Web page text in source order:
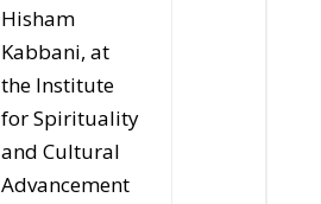
Hisham
Kabbani, at
the Institute
for Spirituality
and Cultural
Advancement